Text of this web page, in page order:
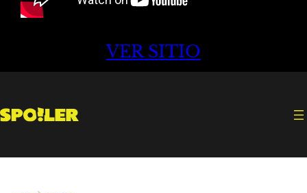
VER SITIO